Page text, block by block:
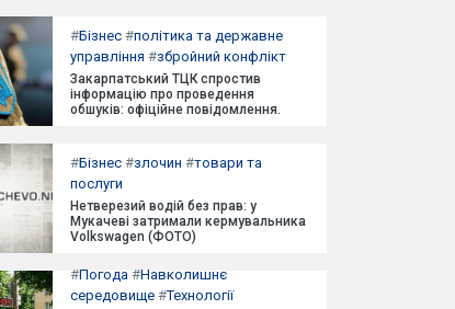
#Бізнес #політика та державне
управління #збройний конфлікт
Закарпатський ТЦК спростив
інформацію про проведення
обшуків: офіційне повідомлення.
#Бізнес #злочин #товари та
послуги
Нетверезий водій без прав: у
Мукачеві затримали кермувальника
Volkswagen (ФОТО)
#Погода #Навколишнє
середовище #Технології